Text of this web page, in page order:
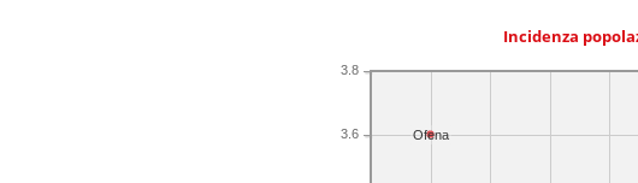
Incidenza
3.6
3.8
Ofena